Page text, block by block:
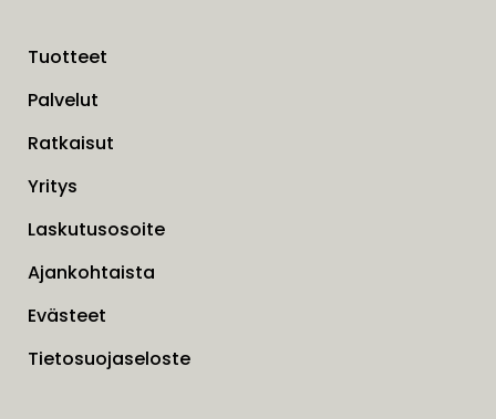
Tuotteet
Palvelut
Ratkaisut
Yritys
Laskutusosoite
Ajankohtaista
Evästeet
Tietosuojaseloste